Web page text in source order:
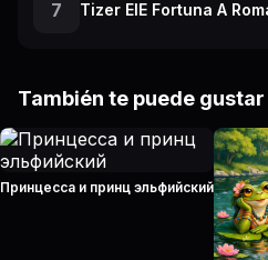
7
También te puede gustar
Принцесса и принц эльфийский